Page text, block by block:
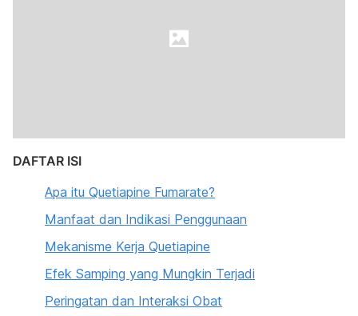
DAFTAR ISI
Apa itu Quetiapine Fumarate?
Manfaat dan Indikasi Penggunaan
Mekanisme Kerja Quetiapine
Efek Samping yang Mungkin Terjadi
Peringatan dan Interaksi Obat